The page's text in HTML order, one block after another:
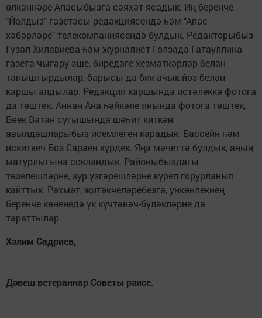
өлкәннәре Апасыбызга сәяхәт ясадык. Иң беренче
"Йолдыз" газетасы редакциясендә һәм "Апас
хәбәрләре" телекомпаниясендә булдык. Редакторыбыз
Гүзәл Хилавиева һәм журналист Гөлзада Гатауллина
газета чыгару эше, биредәге хезмәткәрләр белән
таныштырдылар, барысы да бик ачык йөз белән
каршы алдылар. Редакция каршында истәлеккә фотога
да төштек. Аннан Ана һәйкәле янында фотога төштек,
Бөек Ватан сугышында шәһит киткән
авылдашларыбыз исемлеген карадык. Бассейн һәм
искиткеч Боз Сараен күрдек. Яңа мәчеттә булдык, аның
матурлыгына сокландык. Районыбыздагы
төзелешләрне, зур үзгәрешләрне күреп горурланып
кайттык. Рәхмәт, җитәкчеләребезгә, ункөнлекнең
беренче көненедә үк күчтәнәч-бүләкләрне дә
тараттылар.
Хәлим Садриев,
Дәвеш ветераннар Советы рәисе.